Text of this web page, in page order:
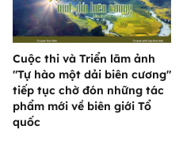
Cuộc thi và Triển lãm ảnh
"Tự hào một dải biên cương"
tiếp tục chờ đón những tác
phẩm mới về biên giới Tổ
quốc